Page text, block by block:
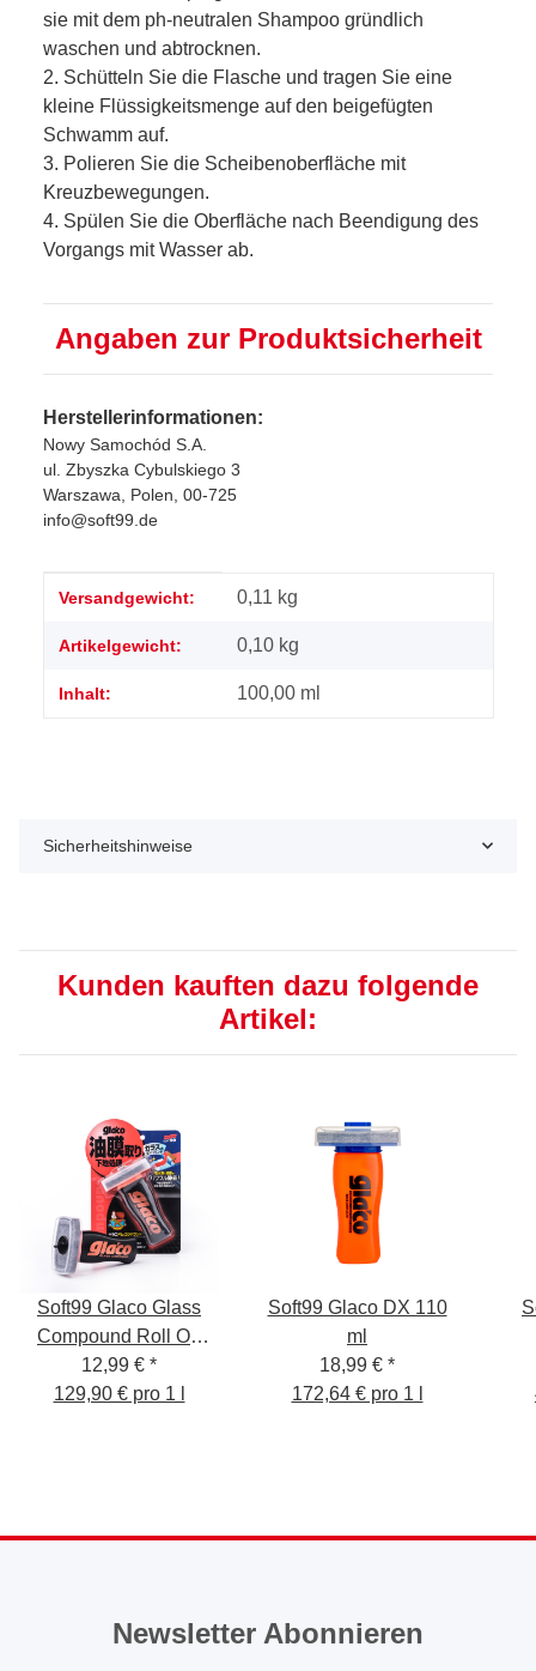
sie mit dem ph-neutralen Shampoo gründlich
waschen und abtrocknen.
2. Schütteln Sie die Flasche und tragen Sie eine
kleine Flüssigkeitsmenge auf den beigefügten
Schwamm auf.
3. Polieren Sie die Scheibenoberfläche mit
Kreuzbewegungen.
4. Spülen Sie die Oberfläche nach Beendigung des
Vorgangs mit Wasser ab.
Angaben zur Produktsicherheit
Herstellerinformationen:
Nowy Samochód S.A.
ul. Zbyszka Cybulskiego 3
Warszawa, Polen, 00-725
info@soft99.de
Produkteigenschaft
Wert
Versandgewicht: 0,11 kg
Artikelgewicht: 0,10 kg
Inhalt: 100,00 ml
Sicherheitshinweise
Kunden kauften dazu folgende
Artikel:
Soft99 Glaco Glass
Compound Roll On
100ml
12,99 € *
129,90 € pro 1 l
Soft99 Glaco DX 110
ml
18,99 € *
172,64 € pro 1 l
Newsletter Abonnieren